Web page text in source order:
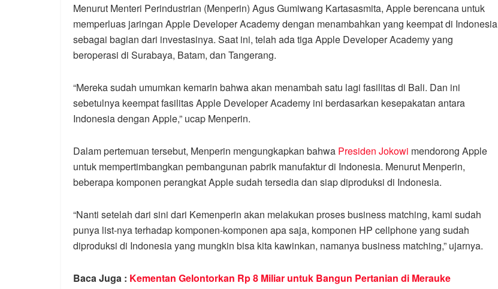
Menurut Menteri Perindustrian (Menperin) Agus Gumiwang Kartasasmita, Apple berencana untuk
memperluas jaringan Apple Developer Academy dengan menambahkan yang keempat di Indonesia
sebagai bagian dari investasinya. Saat ini, telah ada tiga Apple Developer Academy yang
beroperasi di Surabaya, Batam, dan Tangerang.
“Mereka sudah umumkan kemarin bahwa akan menambah satu lagi fasilitas di Bali. Dan ini
sebetulnya keempat fasilitas Apple Developer Academy ini berdasarkan kesepakatan antara
Indonesia dengan Apple,” ucap Menperin.
Dalam pertemuan tersebut, Menperin mengungkapkan bahwa Presiden Jokowi mendorong Apple
untuk mempertimbangkan pembangunan pabrik manufaktur di Indonesia. Menurut Menperin,
beberapa komponen perangkat Apple sudah tersedia dan siap diproduksi di Indonesia.
“Nanti setelah dari sini dari Kemenperin akan melakukan proses business matching, kami sudah
punya list-nya terhadap komponen-komponen apa saja, komponen HP cellphone yang sudah
diproduksi di Indonesia yang mungkin bisa kita kawinkan, namanya business matching,” ujarnya.
Baca Juga : Kementan Gelontorkan Rp 8 Miliar untuk Bangun Pertanian di Merauke